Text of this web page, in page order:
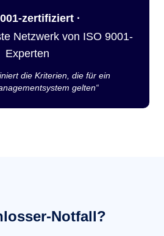
zertifiziert ·
Netzwerk von ISO 9001-
Experten
die Kriterien, die für ein
gelten“
Notfall?